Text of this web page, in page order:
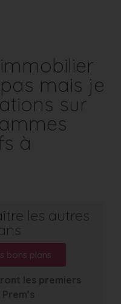
mais je
sur
à
les autres
bons plans
les premiers